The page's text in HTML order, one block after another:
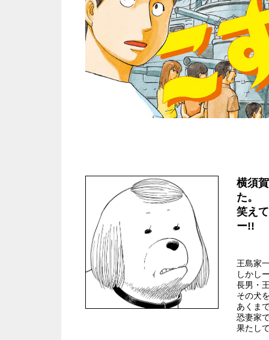
横須
た。
笑え
ー!!
王島家
しかし
長男・
その犬
あくま
恐妻家
果たし